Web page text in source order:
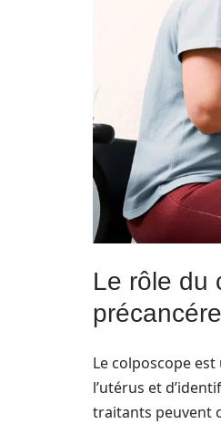
Le rôle du
Le colposcope
l’utérus et
traitants peuvent